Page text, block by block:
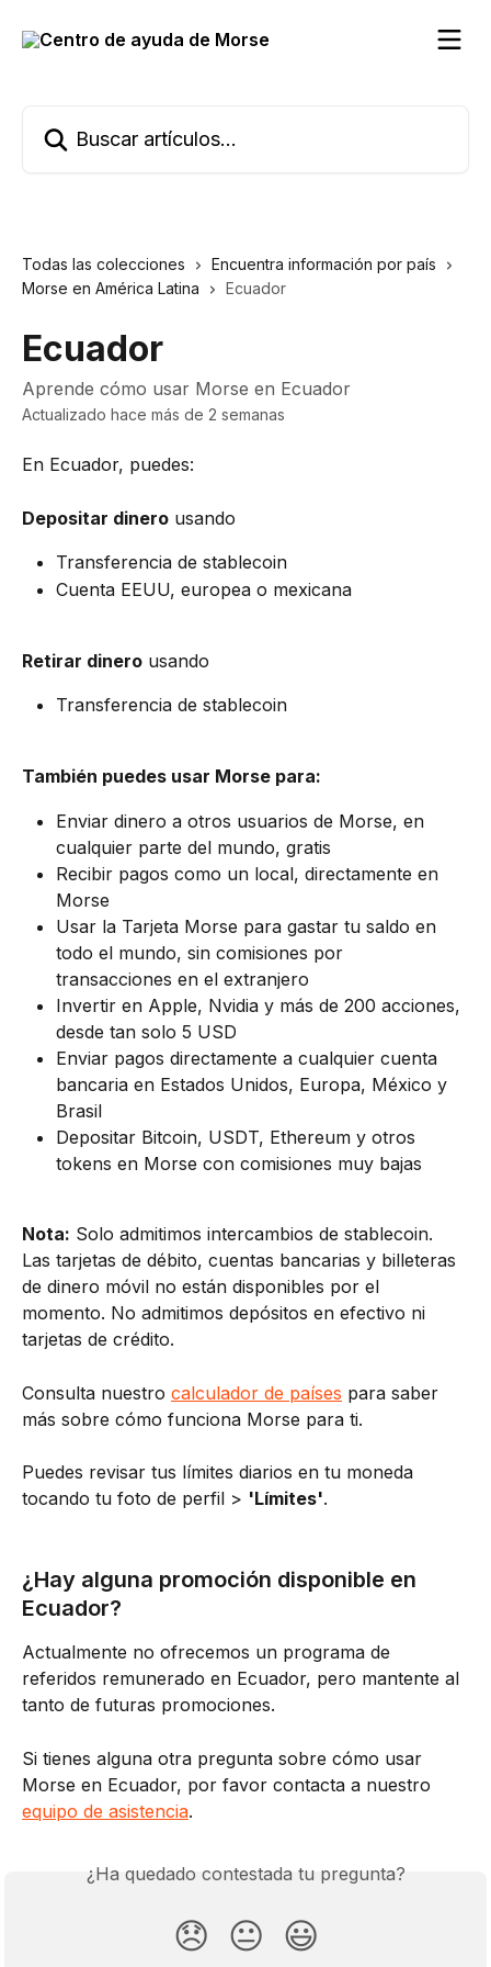
Todas las colecciones
Encuentra información por país
Morse en América Latina
Ecuador
Ecuador
Aprende cómo usar Morse en Ecuador
Actualizado hace más de 2 semanas
En Ecuador, puedes:
Depositar dinero usando
Transferencia de stablecoin
Cuenta EEUU, europea o mexicana
Retirar dinero usando
Transferencia de stablecoin
También puedes usar Morse para:
Enviar dinero a otros usuarios de Morse, en
cualquier parte del mundo, gratis
Recibir pagos como un local, directamente en
Morse
Usar la Tarjeta Morse para gastar tu saldo en
todo el mundo, sin comisiones por
transacciones en el extranjero
Invertir en Apple, Nvidia y más de 200 acciones,
desde tan solo 5 USD
Enviar pagos directamente a cualquier cuenta
bancaria en Estados Unidos, Europa, México y
Brasil
Depositar Bitcoin, USDT, Ethereum y otros
tokens en Morse con comisiones muy bajas
Nota: Solo admitimos intercambios de stablecoin.
Las tarjetas de débito, cuentas bancarias y billeteras
de dinero móvil no están disponibles por el
momento. No admitimos depósitos en efectivo ni
tarjetas de crédito.
Consulta nuestro calculador de países para saber
más sobre cómo funciona Morse para ti.
Puedes revisar tus límites diarios en tu moneda
tocando tu foto de perfil > 'Límites'.
¿Hay alguna promoción disponible en
Ecuador?
Actualmente no ofrecemos un programa de
referidos remunerado en Ecuador, pero mantente al
tanto de futuras promociones.
Si tienes alguna otra pregunta sobre cómo usar
Morse en Ecuador, por favor contacta a nuestro
equipo de asistencia.
¿Ha quedado contestada tu pregunta?
😞 😐 😃